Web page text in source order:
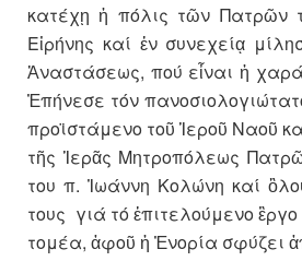
κατέχῃ ἡ πόλις τῶν Πατρῶν
Εἰρήνης καί ἐν συνεχείᾳ
Ἀναστάσεως, πού εἶναι ἡ
Ἐπήνεσε τόν
προϊστάμενο τοῦ Ἱεροῦ Ναοῦ
τῆς Ἱερᾶς Μητροπόλεως
του π. Ἰωάννη Κολώνη καί
τους γιά τό ἐπιτελούμενο
τομέα, ἀφοῦ ἡ Ἐνορία σφύζει